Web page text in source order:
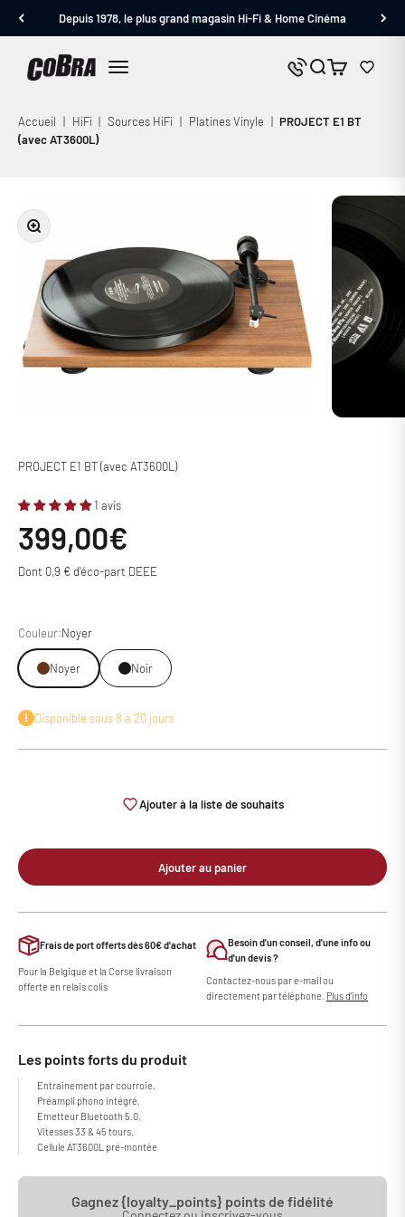
Depuis 1978, le plus grand magasin Hi-Fi & Home Cinéma
Cobra.fr
Nous contacter
Panier
Accueil | HiFi | Sources HiFi | Platines Vinyle | PROJECT E1 BT
(avec AT3600L)
Zoomer sur l'image
PROJECT E1 BT (avec AT3600L)
1 avis
Prix de vente
399,00€
Dont 0,9 € d'éco-part DEEE
Couleur:Noyer
Noyer Noir
Disponible sous 8 à 20 jours
Ajouter à la liste de souhaits
Ajouter au panier
Frais de port offerts dès 60€ d'achat
Pour la Belgique et la Corse livraison
offerte en relais colis
Besoin d'un conseil, d'une info ou
d'un devis ?
Contactez-nous par e-mail ou
directement par téléphone. Plus d'info
Les points forts du produit
Entrainement par courroie,
Préampli phono intégré,
Emetteur Bluetooth 5.0,
Vitesses 33 & 45 tours,
Cellule AT3600L pré-montée
Gagnez {loyalty_points} points de fidélité